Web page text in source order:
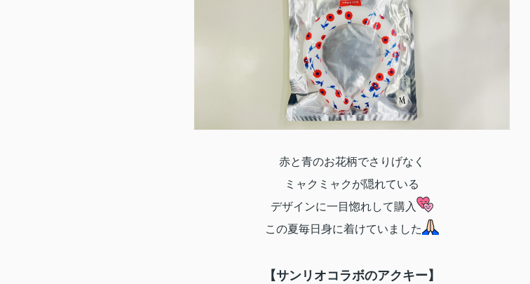
赤と青のお花柄でさりげなく
ミャクミャクが隠れている
デザインに一目惚れして購入
この夏毎日身に着けていました
【サンリオコラボのアクキー】